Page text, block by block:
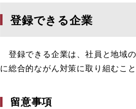
登録できる企業
登録できる企業は、社員と地域
に総合的ながん対策に取り組むこ
留意事項